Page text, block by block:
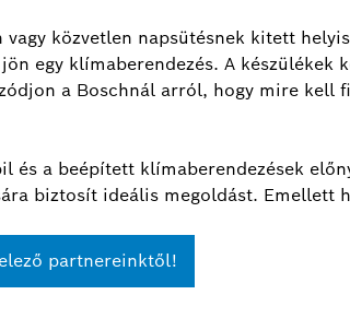
vagy közvetlen napsütésnek kitett
egy klímaberendezés. A készülékek
a Boschnál arról, hogy mire kell
és a beépített klímaberendezések
biztosít ideális megoldást. Emellett
partnereinktől!